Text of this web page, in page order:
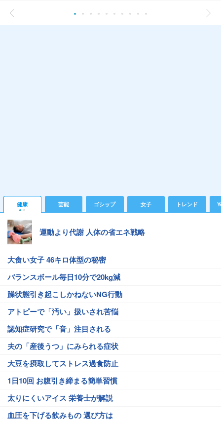
健康 芸能 ゴシップ 女子 トレンド
運動より代謝 人体の省エネ戦略
大食い女子 46キロ体型の秘密
バランスボール毎日10分で20kg減
躁状態引き起こしかねないNG行動
アトピーで「汚い」扱いされ苦悩
認知症研究で「音」注目される
夫の「産後うつ」にみられる症状
大豆を摂取してストレス過食防止
1日10回 お腹引き締まる簡単習慣
太りにくいアイス 栄養士が解説
血圧を下げる飲みもの 選び方は